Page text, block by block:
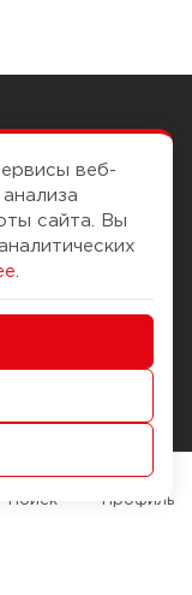
и оплата
качества
веб-
сайта. Вы
Поиск Профиль